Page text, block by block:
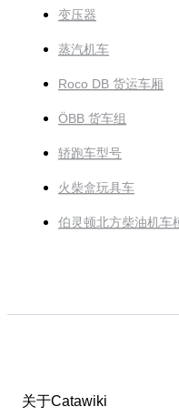
变压器
蒸汽机车
Roco DB 货运车厢
ÖBB 货车组
轿跑车型号
火柴盒玩具车
伯灵顿北方柴油机车
关于Catawiki